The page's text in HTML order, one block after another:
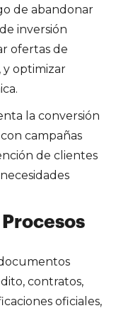
de abandonar
inversión
ofertas de
y optimizar
la conversión
campañas
de clientes
contratos,
oficiales,